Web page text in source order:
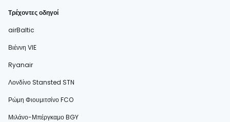
Τρέχοντες οδηγοί
airBaltic
Βιέννη VIE
Ryanair
Λονδίνο Stansted STN
Ρώμη Φιουμιτσίνο FCO
Μιλάνο-Μπέργκαμο BGY